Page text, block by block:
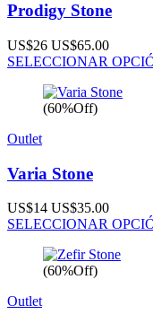
Prodigy Stone
US$26 US$65.00
SELECCIONAR
(60%Off)
Outlet
Varia Stone
US$14 US$35.00
SELECCIONAR
(60%Off)
Outlet